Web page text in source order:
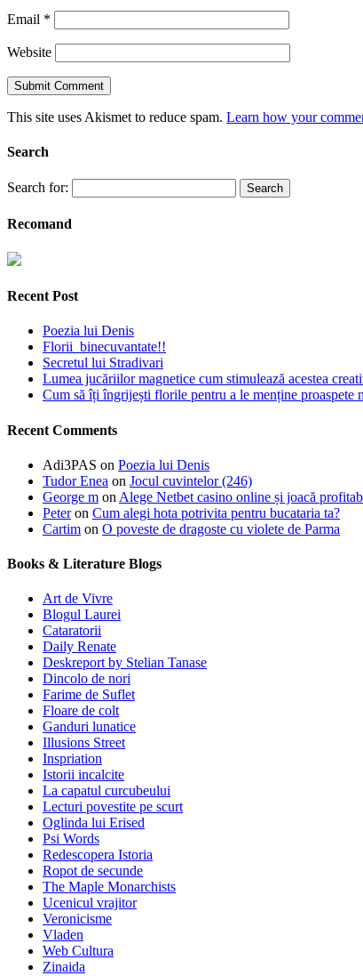
Email *
Website
This site uses Akismet to reduce spam. Learn how your
Search
Search for:
Recomand
Recent Post
Poezia lui Denis
Florii binecuvantate!!
Secretul lui Stradivari
Lumea jucăriilor magnetice cum stimulează acestea
Cum să îți îngrijești florile pentru a le menține proaspete
Recent Comments
Adi3PAS on Poezia lui Denis
Tudor Enea on Jocul cuvintelor (246)
George m on Alege Netbet casino online și joacă
Peteron Cum alegi hota potrivita pentru bucataria ta?
Cartim on O poveste de dragoste cu violete de Parma
Books & Literature Blogs
Art de Vivre
Blogul Laurei
Cataratorii
Daily Renate
Deskreport by Stelian Tanase
Dincolo de nori
Farime de Suflet
Floare de colt
Ganduri lunatice
Illusions Street
Inspriation
Istorii incalcite
La capatul curcubeului
Lecturi povestite pe scurt
Oglinda lui Erised
Psi Words
Redescopera Istoria
Ropot de secunde
The Maple Monarchists
Ucenicul vrajitor
Veronicisme
Vladen
Web Cultura
Zinaida